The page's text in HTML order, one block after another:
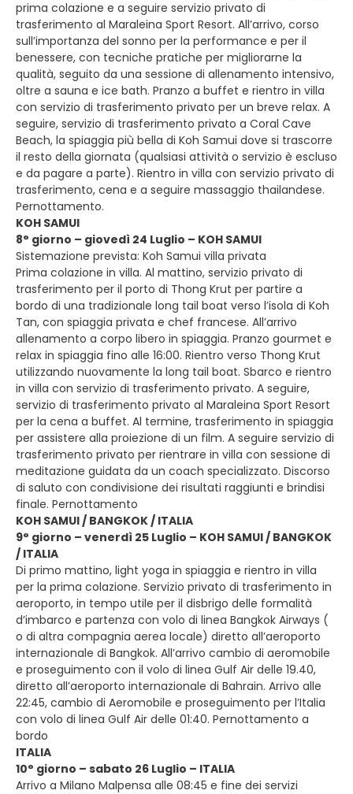
prima colazione e a seguire servizio privato di
trasferimento al Maraleina Sport Resort. All’arrivo, corso
sull’importanza del sonno per la performance e per il
benessere, con tecniche pratiche per migliorarne la
qualità, seguito da una sessione di allenamento intensivo,
oltre a sauna e ice bath. Pranzo a buffet e rientro in villa
con servizio di trasferimento privato per un breve relax. A
seguire, servizio di trasferimento privato a Coral Cave
Beach, la spiaggia più bella di Koh Samui dove si trascorre
il resto della giornata (qualsiasi attività o servizio è escluso
e da pagare a parte). Rientro in villa con servizio privato di
trasferimento, cena e a seguire massaggio thailandese.
Pernottamento.
KOH SAMUI
8° giorno – giovedì 24 Luglio – KOH SAMUI
Sistemazione prevista: Koh Samui villa privata
Prima colazione in villa. Al mattino, servizio privato di
trasferimento per il porto di Thong Krut per partire a
bordo di una tradizionale long tail boat verso l’isola di Koh
Tan, con spiaggia privata e chef francese. All’arrivo
allenamento a corpo libero in spiaggia. Pranzo gourmet e
relax in spiaggia fino alle 16:00. Rientro verso Thong Krut
utilizzando nuovamente la long tail boat. Sbarco e rientro
in villa con servizio di trasferimento privato. A seguire,
servizio di trasferimento privato al Maraleina Sport Resort
per la cena a buffet. Al termine, trasferimento in spiaggia
per assistere alla proiezione di un film. A seguire servizio di
trasferimento privato per rientrare in villa con sessione di
meditazione guidata da un coach specializzato. Discorso
di saluto con condivisione dei risultati raggiunti e brindisi
finale. Pernottamento
KOH SAMUI / BANGKOK / ITALIA
9° giorno – venerdì 25 Luglio – KOH SAMUI / BANGKOK
/ ITALIA
Di primo mattino, light yoga in spiaggia e rientro in villa
per la prima colazione. Servizio privato di trasferimento in
aeroporto, in tempo utile per il disbrigo delle formalità
d’imbarco e partenza con volo di linea Bangkok Airways (
o di altra compagnia aerea locale) diretto all’aeroporto
internazionale di Bangkok. All’arrivo cambio di aeromobile
e proseguimento con il volo di linea Gulf Air delle 19.40,
diretto all’aeroporto internazionale di Bahrain. Arrivo alle
22:45, cambio di Aeromobile e proseguimento per l’Italia
con volo di linea Gulf Air delle 01:40. Pernottamento a
bordo
ITALIA
10° giorno – sabato 26 Luglio – ITALIA
Arrivo a Milano Malpensa alle 08:45 e fine dei servizi